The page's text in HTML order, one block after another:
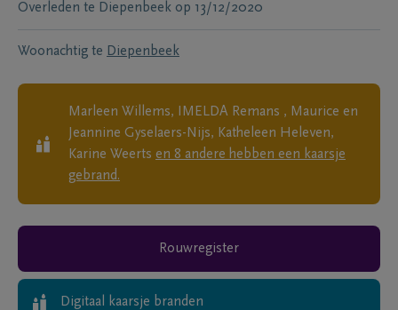
Overleden te Diepenbeek op 13/12/2020
Woonachtig te Diepenbeek
Marleen Willems, IMELDA Remans , Maurice en
Jeannine Gyselaers-Nijs, Katheleen Heleven,
Karine Weerts en 8 andere hebben een kaarsje
gebrand.
Rouwregister
Digitaal kaarsje branden